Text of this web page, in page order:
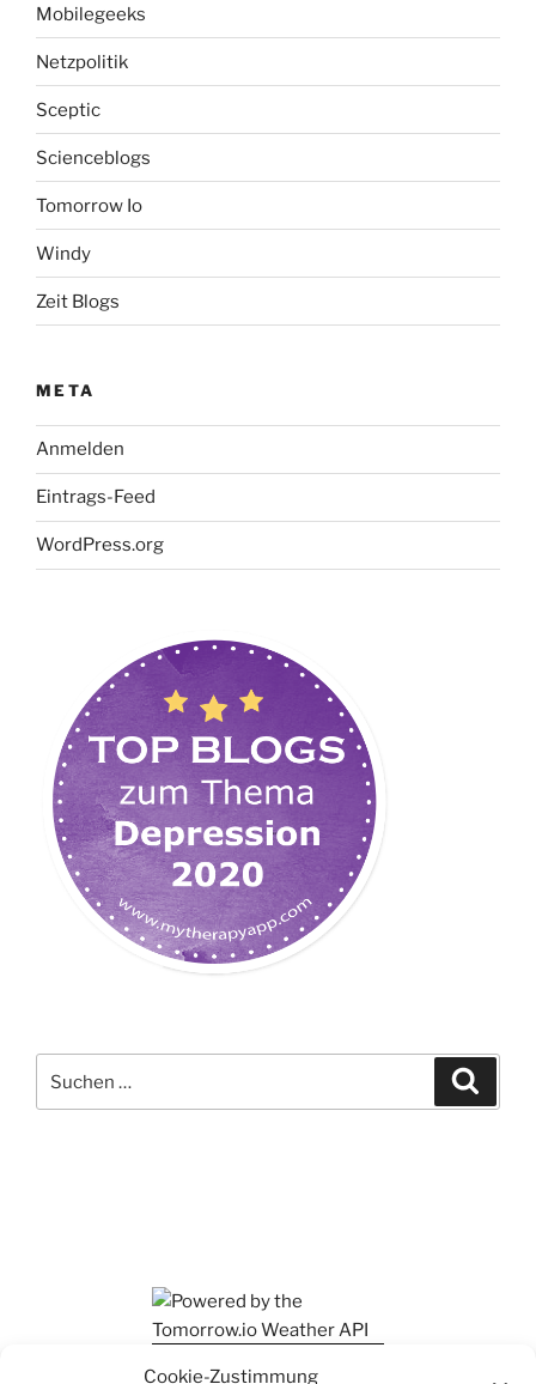
Cookie-Zustimmung
Mobilegeeks
Netzpolitik
Sceptic
Scienceblogs
Tomorrow Io
Windy
Zeit Blogs
META
Anmelden
Eintrags-Feed
WordPress.org
nach: